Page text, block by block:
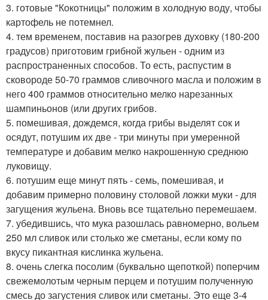
3. готовые "Кокотницы" положим в холодную воду, чтобы
картофель не потемнел.
4. тем временем, поставив на разогрев духовку (180-200
градусов) приготовим грибной жульен - одним из
распространенных способов. То есть, распустим в
сковороде 50-70 граммов сливочного масла и положим в
него 400 граммов относительно мелко нарезанных
шампиньонов (или других грибов.
5. помешивая, дождемся, когда грибы выделят сок и
осядут, потушим их две - три минуты при умеренной
температуре и добавим мелко накрошенную среднюю
луковищу.
6. потушим еще минут пять - семь, помешивая, и
добавим примерно половину столовой ложки муки - для
загущения жульена. Вновь все тщательно перемешаем.
7. убедившись, что мука разошлась равномерно, вольем
250 мл сливок или столько же сметаны, если кому по
вкусу пикантная кислинка жульена.
8. очень слегка посолим (буквально щепоткой) поперчим
свежемолотым черным перцем и потушим полученную
смесь до загустения сливок или сметаны. Это еще 3-4